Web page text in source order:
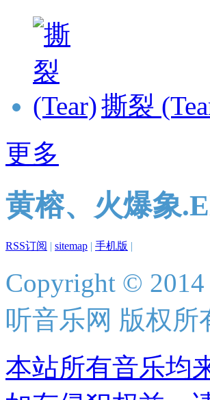
撕裂
更多
黄榕、火爆象
RSS订阅 | sitemap | 手机版 |
Copyright © 2014
听音乐网 版权所
本站所有音乐均